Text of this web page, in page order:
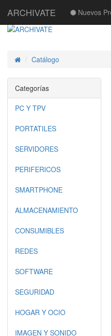
ARCHIVATE Nuevos
InicioCatálogo
Categorías
PC Y TPV
PORTATILES
SERVIDORES
PERIFERICOS
SMARTPHONE
ALMACENAMIENTO
CONSUMIBLES
REDES
SOFTWARE
SEGURIDAD
HOGAR Y OCIO
IMAGEN Y SONIDO